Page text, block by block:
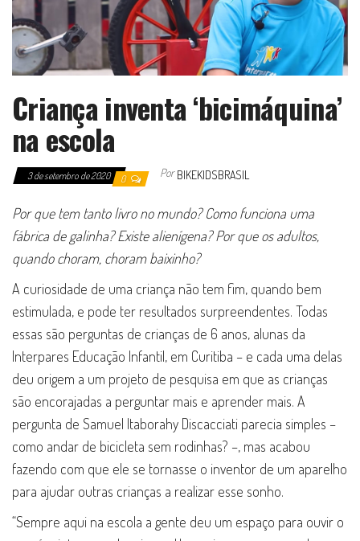
Criança inventa ‘bicimáquina’
na escola
3 de setembro de 2020 0 Por BIKEKIDSBRASIL
Por que tem tanto livro no mundo? Como funciona uma
fábrica de galinha? Existe alienígena? Por que os adultos,
quando choram, choram baixinho?
A curiosidade de uma criança não tem fim, quando bem
estimulada, e pode ter resultados surpreendentes. Todas
essas são perguntas de crianças de 6 anos, alunas da
Interpares Educação Infantil, em Curitiba – e cada uma delas
deu origem a um projeto de pesquisa em que as crianças
são encorajadas a perguntar mais e aprender mais. A
pergunta de Samuel Itaborahy Discacciati parecia simples –
como andar de bicicleta sem rodinhas? –, mas acabou
fazendo com que ele se tornasse o inventor de um aparelho
para ajudar outras crianças a realizar esse sonho.
“Sempre aqui na escola a gente deu um espaço para ouvir o